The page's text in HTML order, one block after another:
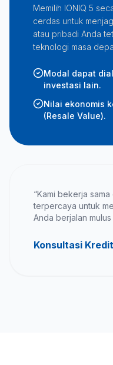
Memilih IONIQ 5
cerdas untuk
atau pribadi Anda
teknologi masa
Modal dapat
investasi lain.
Nilai ekonomis
(Resale Value).
“Kami bekerja
terpercaya untuk
Anda berjalan
Konsultasi